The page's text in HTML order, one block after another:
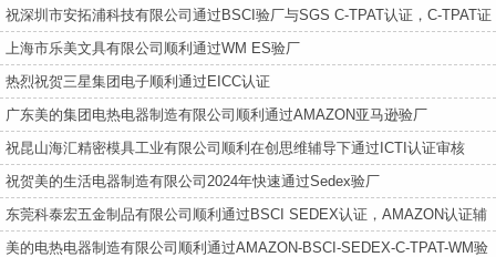
祝深圳市安拓浦科技有限公司通过BSCI验厂与SGS C-TPAT认证，C-TPAT证
书取得行业最高100分
上海市乐美文具有限公司顺利通过WM ES验厂
热烈祝贺三星集团电子顺利通过EICC认证
广东美的集团电热电器制造有限公司顺利通过AMAZON亚马逊验厂
祝昆山海汇精密模具工业有限公司顺利在创思维辅导下通过ICTI认证审核
祝贺美的生活电器制造有限公司2024年快速通过Sedex验厂
东莞科泰宏五金制品有限公司顺利通过BSCI SEDEX认证​，AMAZON认证辅
导​
美的电热电器制造有限公司顺利通过AMAZON-BSCI-SEDEX-C-TPAT-WM验